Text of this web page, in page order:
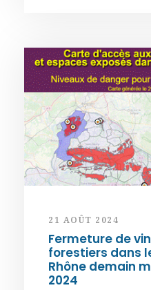
21 AOÛT 2024
Fermeture de
forestiers dans
Rhône demain
2024